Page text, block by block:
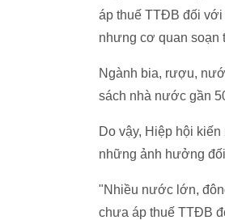
áp thuế TTĐB đối
nhưng cơ quan soạn
Ngành bia, rượu,
sách nhà nước gần
Do vậy, Hiệp hội
những ảnh hưởng
"Nhiều nước lớn,
chưa áp thuế TTĐB